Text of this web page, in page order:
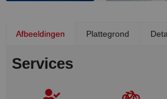
Afbeeldingen Plattegrond
Services